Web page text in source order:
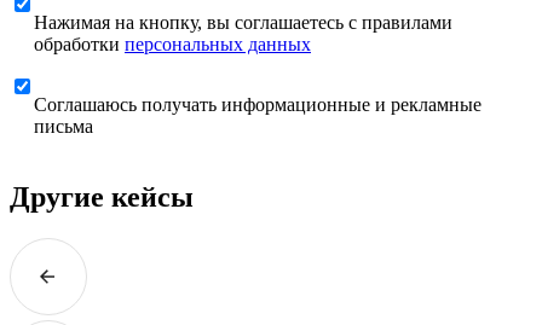
Нажимая на кнопку, вы соглашаетесь с правилами
обработки персональных данных
Соглашаюсь получать информационные и рекламные
письма
Другие кейсы